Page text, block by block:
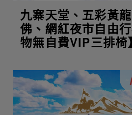
九寨天堂、五彩黃
佛、網紅夜市自由
物無自費VIP三排椅】